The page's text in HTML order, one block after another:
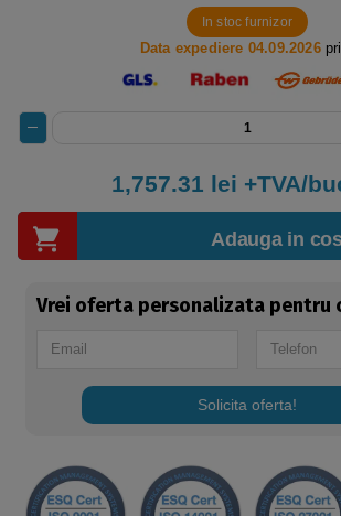
In stoc furnizor
Data expediere 04.09.2026
1,757.31 lei +TVA/
Adauga in cos
Vrei oferta personalizata pentru
Solicita oferta!